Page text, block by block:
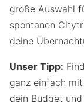
große Auswahl
spontanen
deine
Unser Tipp:
ganz einfach
dein Budget